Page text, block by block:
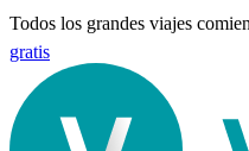
Todos los grandes viajes
gratis